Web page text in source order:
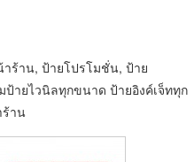
ร้าน, ป้ายโปรโมชั่น, ป้าย
ายไวนิลทุกขนาด ป้ายอิงค์เจ็ททุก
าน